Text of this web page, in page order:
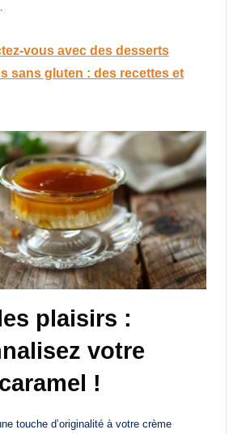
vous avec des desserts
sans gluten : des recettes et
plaisirs :
votre
!
touche d’originalité à votre crème